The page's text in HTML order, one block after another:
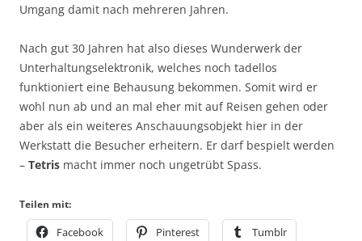
Umgang damit nach mehreren Jahren.
Nach gut 30 Jahren hat also dieses Wunderwerk der
Unterhaltungselektronik, welches noch tadellos
funktioniert eine Behausung bekommen. Somit wird er
wohl nun ab und an mal eher mit auf Reisen gehen oder
aber als ein weiteres Anschauungsobjekt hier in der
Werkstatt die Besucher erheitern. Er darf bespielt werden
– Tetris macht immer noch ungetrübt Spass.
Teilen mit:
Facebook Pinterest Tumblr